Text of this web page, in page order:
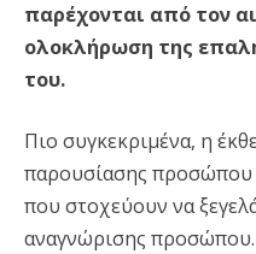
παρέχονται από τον
ολοκλήρωση της
του.
Πιο συγκεκριμένα, η
παρουσίασης
που στοχεύουν να
αναγνώρισης